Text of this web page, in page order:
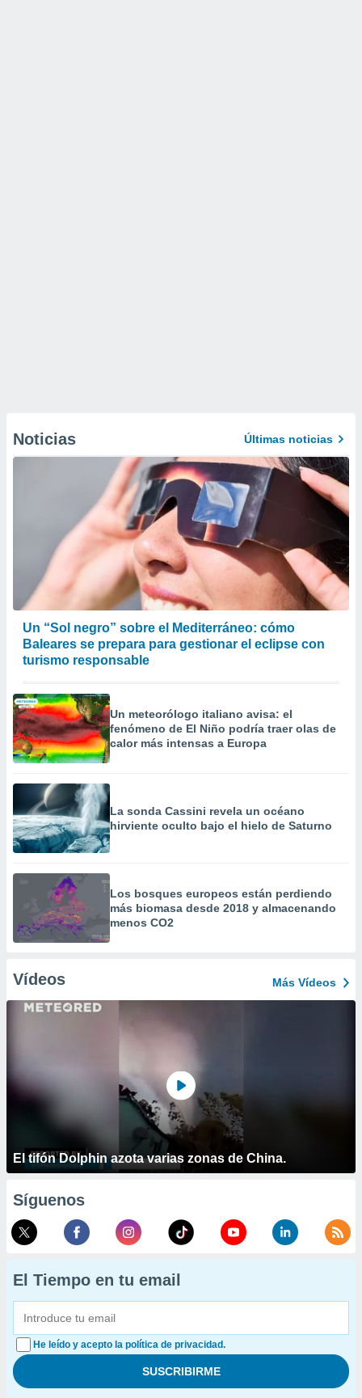
Noticias Últimas noticias
Un “Sol negro” sobre el Mediterráneo: cómo
Baleares se prepara para gestionar el eclipse con
turismo responsable
Un meteorólogo italiano avisa: el
fenómeno de El Niño podría traer olas de
calor más intensas a Europa
La sonda Cassini revela un océano
hirviente oculto bajo el hielo de Saturno
Los bosques europeos están perdiendo
más biomasa desde 2018 y almacenando
menos CO2
Vídeos Más Vídeos
El tifón Dolphin azota varias zonas de China.
Síguenos
El Tiempo en tu email
He leído y acepto la política de privacidad.